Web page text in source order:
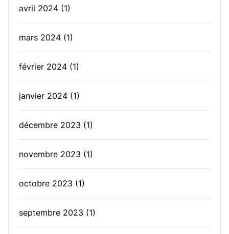
avril 2024 (1)
mars 2024 (1)
février 2024 (1)
janvier 2024 (1)
décembre 2023 (1)
novembre 2023 (1)
octobre 2023 (1)
septembre 2023 (1)